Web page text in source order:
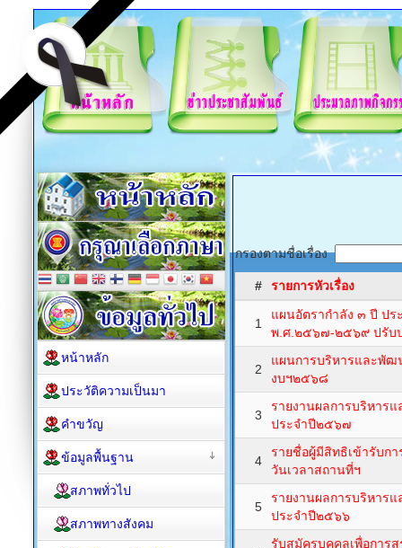
กรองตามชื่อเรื่อง
# รายการหัวเรื่อง
1
แผนอัตรากำลัง ๓ ปี ป
พ.ศ.๒๕๖๗-๒๕๖๙ ปรับ
2
แผนการบริหารและพัฒ
งบฯ๒๕๖๘
3
รายงานผลการบริหาร
ประจำปี๒๕๖๗
4
รายชื่อผู้มีสิทธิเข้ารับก
วันเวลาสถานที่ฯ
5
รายงานผลการบริหาร
ประจำปี๒๕๖๖
รับสมัครบุคคลเพื่อการ
หน้าหลัก
ประวัติความเป็นมา
คำขวัญ
ข้อมูลพื้นฐาน
สภาพทั่วไป
สภาพทางสังคม